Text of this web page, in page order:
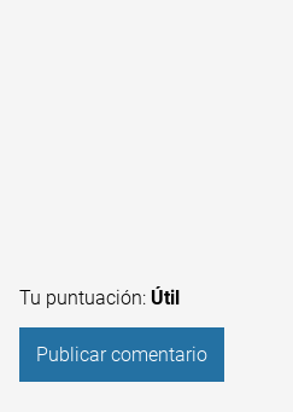
Tu puntuación: Útil